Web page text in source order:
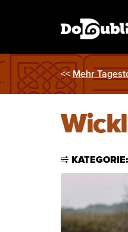
<< Mehr
KATEGORIE: